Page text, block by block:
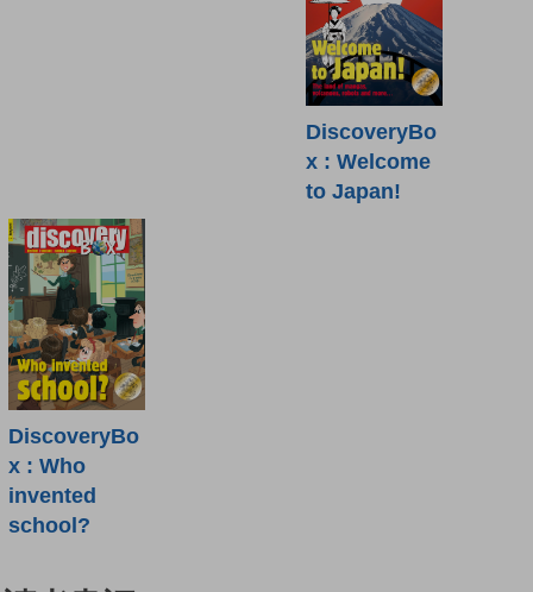
DiscoveryBo
x : Welcome
to Japan!
DiscoveryBo
x : Who
invented
school?